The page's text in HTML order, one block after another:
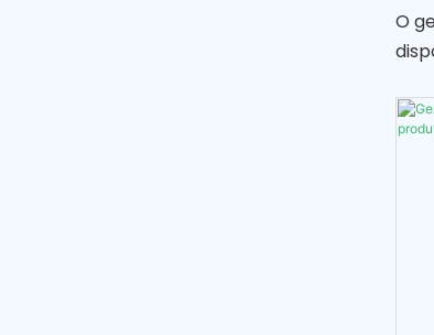
O
de